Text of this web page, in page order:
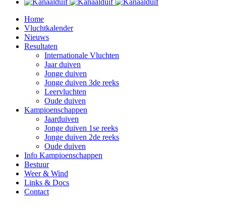
Home
Vluchtkalender
Nieuws
Resultaten
Internationale Vluchten
Jaar duiven
Jonge duiven
Jonge duiven 3de reeks
Leervluchten
Oude duiven
Kampioenschappen
Jaarduiven
Jonge duiven 1se reeks
Jonge duiven 2de reeks
Oude duiven
Info Kampioenschappen
Bestuur
Weer & Wind
Links & Docs
Contact